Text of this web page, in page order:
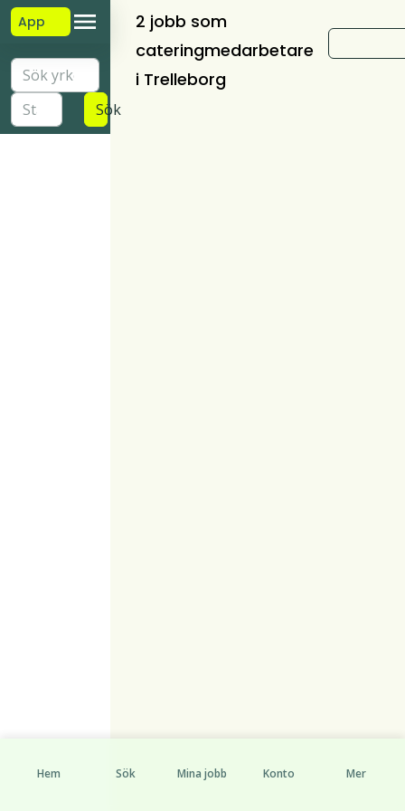
App
Sök
2 jobb som
cateringmedarbetare
i Trelleborg
Hem Sök Mina jobb Konto Mer